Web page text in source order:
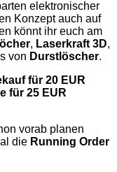
elektronischer
Konzept auch auf
könnt ihr euch am
, Laserkraft 3D,
von Durstlöscher.
für 20 EUR
für 25 EUR
vorab planen
die Running Order